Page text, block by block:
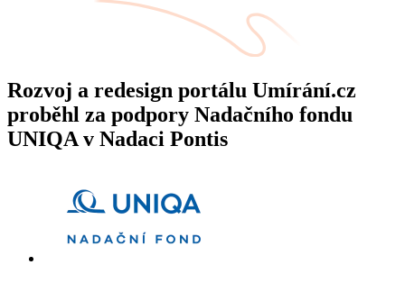
Rozvoj a redesign portálu Umírání.cz
proběhl za podpory Nadačního fondu
UNIQA v Nadaci Pontis